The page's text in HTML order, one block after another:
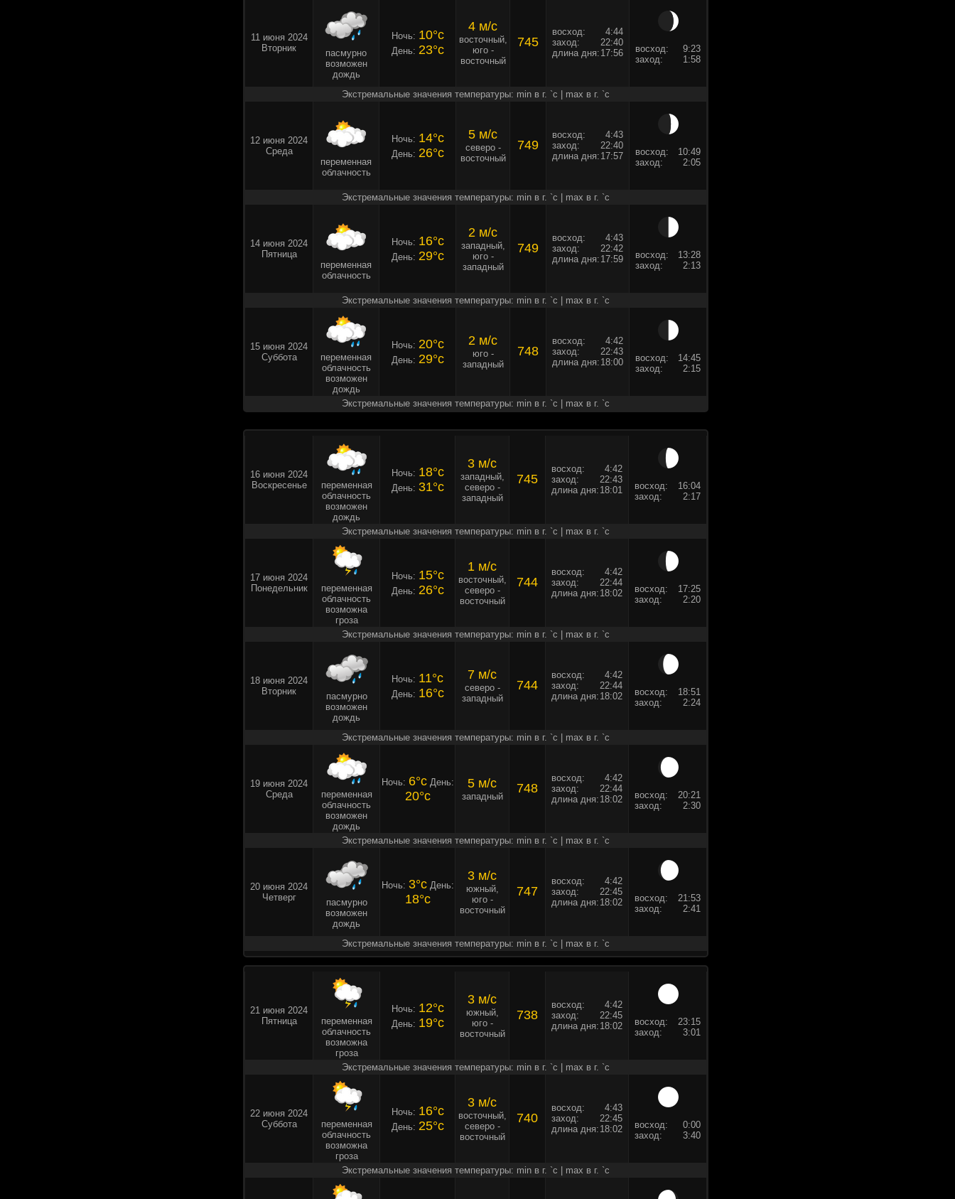
11 июня 2024
Вторник
пасмурно
возможен
дождь
Ночь: 10°c
День: 23°c
4 м/c
восточный,
юго -
восточный
745
восход:
4:44
заход:
22:40
длина дня: 17:56 восход:
9:23
заход:
1:58
Экстремальные значения температуры: min в г. `c | max в г. `c
12 июня 2024
Среда
переменная
облачность
Ночь: 14°c
День: 26°c
5 м/c
северо -
восточный
749
восход:
4:43
заход:
22:40
длина дня: 17:57 восход:
10:49
заход:
2:05
Экстремальные значения температуры: min в г. `c | max в г. `c
14 июня 2024
Пятница
переменная
облачность
Ночь: 16°c
День: 29°c
2 м/c
западный,
юго -
западный
749
восход:
4:43
заход:
22:42
длина дня: 17:59 восход:
13:28
заход:
2:13
Экстремальные значения температуры: min в г. `c | max в г. `c
15 июня 2024
Суббота
переменная
облачность
возможен
дождь
Ночь: 20°c
День: 29°c
2 м/c
юго -
западный
748
восход:
4:42
заход:
22:43
длина дня: 18:00 восход:
14:45
заход:
2:15
Экстремальные значения температуры: min в г. `c | max в г. `c
16 июня 2024
Воскресенье
переменная
облачность
возможен
дождь
Ночь: 18°c
День: 31°c
3 м/c
западный,
северо -
западный
745
восход:
4:42
заход:
22:43
длина дня: 18:01 восход:
16:04
заход:
2:17
Экстремальные значения температуры: min в г. `c | max в г. `c
17 июня 2024
Понедельник
переменная
облачность
возможна
гроза
Ночь: 15°c
День: 26°c
1 м/c
восточный,
северо -
восточный
744
восход:
4:42
заход:
22:44
длина дня: 18:02 восход:
17:25
заход:
2:20
Экстремальные значения температуры: min в г. `c | max в г. `c
18 июня 2024
Вторник
пасмурно
возможен
дождь
Ночь: 11°c
День: 16°c
7 м/c
северо -
западный
744
восход:
4:42
заход:
22:44
длина дня: 18:02 восход:
18:51
заход:
2:24
Экстремальные значения температуры: min в г. `c | max в г. `c
19 июня 2024
Среда
переменная
облачность
возможен
дождь
Ночь: 6°cДень:
20°c
5 м/c
западный
748
восход:
4:42
заход:
22:44
длина дня: 18:02 восход:
20:21
заход:
2:30
Экстремальные значения температуры: min в г. `c | max в г. `c
20 июня 2024
Четверг
пасмурно
возможен
дождь
Ночь: 3°cДень:
18°c
3 м/c
южный,
юго -
восточный
747
восход:
4:42
заход:
22:45
длина дня: 18:02 восход:
21:53
заход:
2:41
Экстремальные значения температуры: min в г. `c | max в г. `c
21 июня 2024
Пятница
переменная
облачность
возможна
гроза
Ночь: 12°c
День: 19°c
3 м/c
южный,
юго -
восточный
738
восход:
4:42
заход:
22:45
длина дня: 18:02 восход:
23:15
заход:
3:01
Экстремальные значения температуры: min в г. `c | max в г. `c
22 июня 2024
Суббота
переменная
облачность
возможна
гроза
Ночь: 16°c
День: 25°c
3 м/c
восточный,
северо -
восточный
740
восход:
4:43
заход:
22:45
длина дня: 18:02 восход:
0:00
заход:
3:40
Экстремальные значения температуры: min в г. `c | max в г. `c